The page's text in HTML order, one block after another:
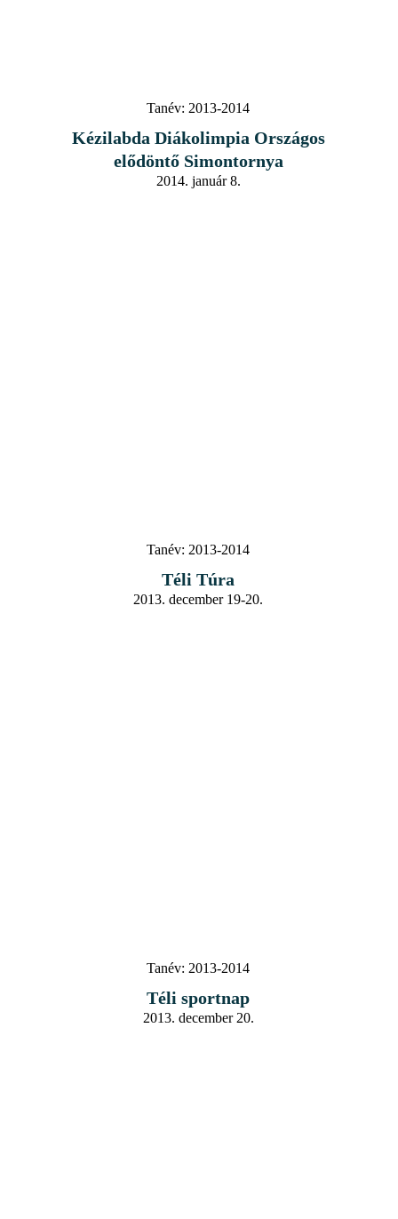
Tanév: 2013-2014
Kézilabda Diákolimpia Országos
elődöntő Simontornya
2014. január 8.
Tanév: 2013-2014
Téli Túra
2013. december 19-20.
Tanév: 2013-2014
Téli sportnap
2013. december 20.